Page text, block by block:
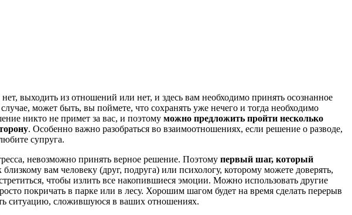
выходить из отношений или нет, и здесь вам необходимо принять осознанное
может быть, вы поймете, что сохранять уже нечего и тогда необходимо
никто не примет за вас, и поэтому можно предложить пройти несколько
. Особенно важно разобраться во взаимоотношениях, если решение о разводе,
супруга.
невозможно принять верное решение. Поэтому первый шаг, который
вам человеку (друг, подруга) или психологу, которому можете доверять,
чтобы излить все накопившиеся эмоции. Можно использовать другие
покричать в парке или в лесу. Хорошим шагом будет на время сделать перерыв
ситуацию, сложившуюся в ваших отношениях.